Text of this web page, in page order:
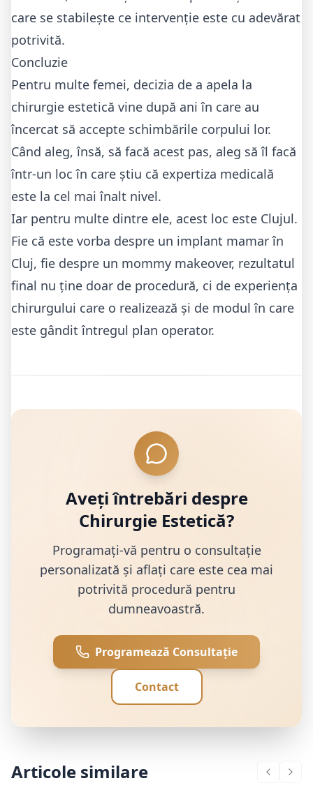
care se stabilește ce intervenție este cu adevărat
potrivită.
Concluzie
Pentru multe femei, decizia de a apela la
chirurgie estetică vine după ani în care au
încercat să accepte schimbările corpului lor.
Când aleg, însă, să facă acest pas, aleg să îl facă
într-un loc în care știu că expertiza medicală
este la cel mai înalt nivel.
Iar pentru multe dintre ele, acest loc este Clujul.
Fie că este vorba despre un implant mamar în
Cluj, fie despre un mommy makeover, rezultatul
final nu ține doar de procedură, ci de experiența
chirurgului care o realizează și de modul în care
este gândit întregul plan operator.
Aveți întrebări despre
Chirurgie Estetică?
Programați-vă pentru o consultație
personalizată și aflați care este cea mai
potrivită procedură pentru
dumneavoastră.
Programează Consultație
Contact
Articole similare